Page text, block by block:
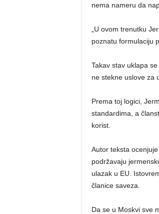
nema nameru da
„U ovom trenutku
poznatu formulaciju
Takav stav uklapa
ne stekne uslove za
Prema toj logici,
standardima, a
korist.
Autor teksta
podržavaju
ulazak u EU.
članice saveza.
Da se u Moskvi sve